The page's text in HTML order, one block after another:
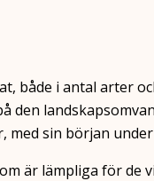
både i antal arter
den
sin början
är lämpliga för de